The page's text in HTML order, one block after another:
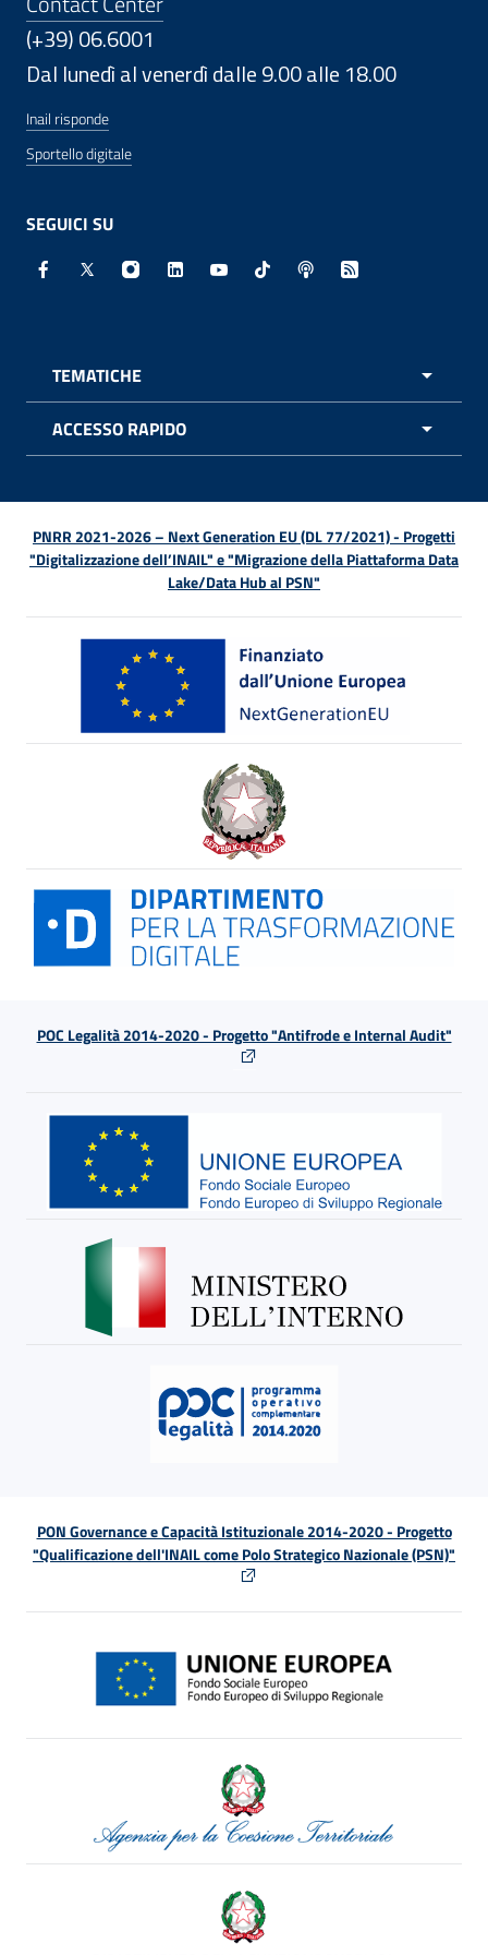
(+39) 06.6001
Dal lunedì al venerdì dalle 9.00 alle 18.00
Inail risponde
Sportello digitale
SEGUICI SU
Facebook - Sito esterno - Apertura in nuova finestra
X - Sito esterno - Apertura in nuova finestra
Instagram - Sito esterno - Apertura in
Linkedin - Sito esterno - Apertura in
Youtube - Sito esterno -
TikTok - Sito esterno -
Spreaker - Sito
Feed RSS -
TEMATICHE
ACCESSO RAPIDO
PNRR 2021-2026 – Next Generation EU (DL 77/2021) - Progetti
"Digitalizzazione dell’INAIL" e "Migrazione della Piattaforma Data
Lake/Data Hub al PSN"
POC Legalità 2014-2020 - Progetto "Antifrode e Internal Audit"
PON Governance e Capacità Istituzionale 2014-2020 - Progetto
"Qualificazione dell'INAIL come Polo Strategico Nazionale (PSN)"